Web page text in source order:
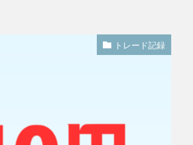
トレード記録